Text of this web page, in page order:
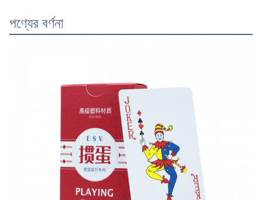
পণ্যের বর্ণনা